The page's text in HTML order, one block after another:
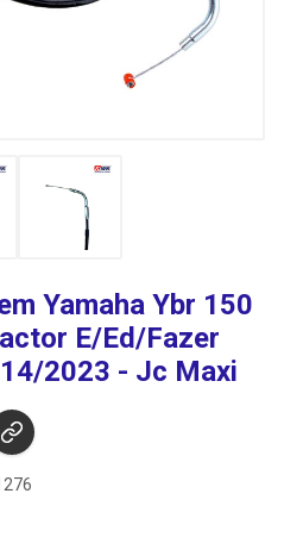
Yamaha Ybr 150
E/Ed/Fazer
2023 - Jc Maxi